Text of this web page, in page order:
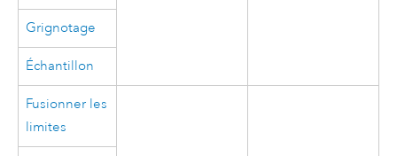
Grignotage
Échantillon
Fusionner les
limites